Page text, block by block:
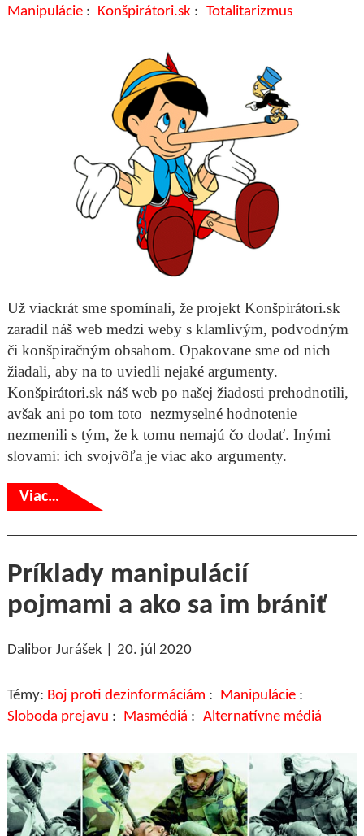
Manipulácie
Konšpirátori.sk Totalitarizmus
Už viackrát sme spomínali, že projekt Konšpirátori.sk
zaradil náš web medzi weby s klamlivým, podvodným
či konšpiračným obsahom. Opakovane sme od nich
žiadali, aby na to uviedli nejaké argumenty.
Konšpirátori.sk náš web po našej žiadosti prehodnotili,
avšak ani po tom toto nezmyselné hodnotenie
nezmenili s tým, že k tomu nemajú čo dodať. Inými
slovami: ich svojvôľa je viac ako argumenty.
Viac…
Príklady manipulácií
pojmami a ako sa im brániť
Dalibor Jurášek 20. júl 2020
Boj proti dezinformáciám
Manipulácie
Sloboda prejavu
Masmédiá Alternatívne médiá